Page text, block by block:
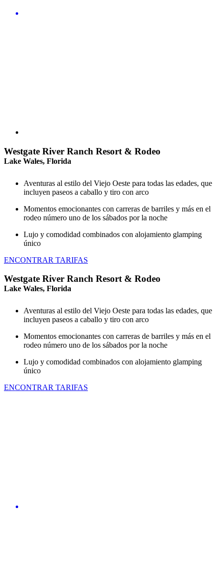
Westgate River Ranch Resort & Rodeo
Lake Wales, Florida
Aventuras al estilo del Viejo Oeste para todas las edades, que
incluyen paseos a caballo y tiro con arco
Momentos emocionantes con carreras de barriles y más en el
rodeo número uno de los sábados por la noche
Lujo y comodidad combinados con alojamiento glamping
único
ENCONTRAR TARIFAS
Westgate River Ranch Resort & Rodeo
Lake Wales, Florida
Aventuras al estilo del Viejo Oeste para todas las edades, que
incluyen paseos a caballo y tiro con arco
Momentos emocionantes con carreras de barriles y más en el
rodeo número uno de los sábados por la noche
Lujo y comodidad combinados con alojamiento glamping
único
ENCONTRAR TARIFAS